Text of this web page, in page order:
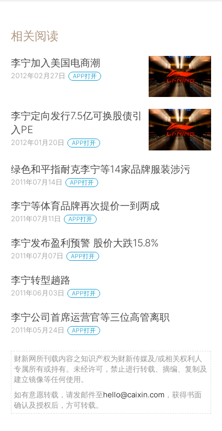
相关阅读
李宁加入美国电商潮
2012年02月27日 APP打开
李宁定向发行7.5亿可换股债引
入PE
2012年01月20日 APP打开
绿色和平指耐克李宁等14家品牌服装涉污
2011年07月14日 APP打开
李宁等体育品牌再次提价一到两成
2011年07月11日 APP打开
李宁发布盈利预警 股价大跌15.8%
2011年07月07日 APP打开
李宁转型趟路
2011年06月03日 APP打开
李宁公司首席运营官等三位高管离职
2011年05月24日 APP打开
财新网所刊载内容之知识产权为财新传媒及/或相关权利人
专属所有或持有。未经许可，禁止进行转载、摘编、复制及
建立镜像等任何使用。
如有意愿转载，请发邮件至hello@caixin.com ，获得书面
确认及授权后，方可转载。